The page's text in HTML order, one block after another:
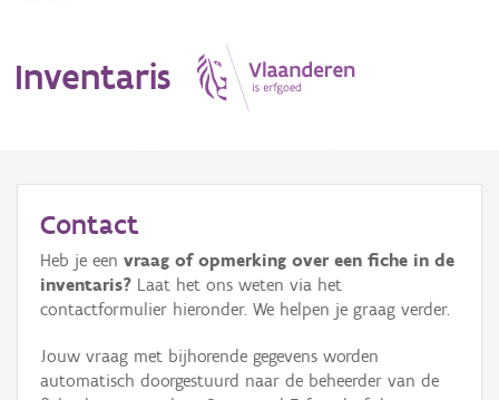
Inventaris
Erfgoedobject
Aanduidingsobject
Waarneming
Contact
Heb je een vraag of opmerking over een fiche in de
inventaris? Laat het ons weten via het
contactformulier hieronder. We helpen je graag verder.
Jouw vraag met bijhorende gegevens worden
automatisch doorgestuurd naar de beheerder van de